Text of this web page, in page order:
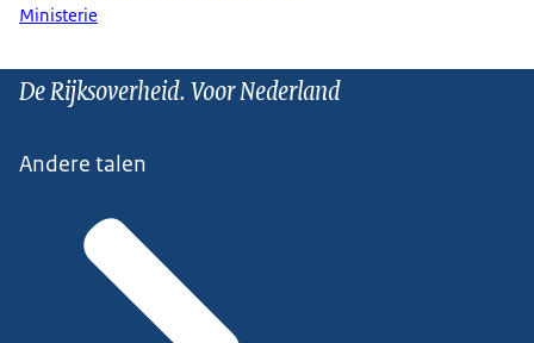
Ministerie
De Rijksoverheid. Voor Nederland
Andere talen